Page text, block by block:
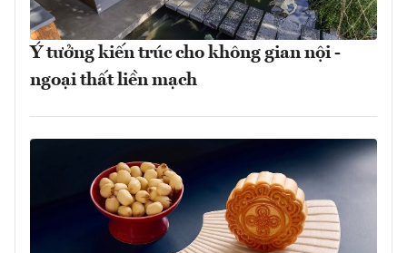
Ý tưởng kiến trúc cho không gian nội -
ngoại thất liền mạch